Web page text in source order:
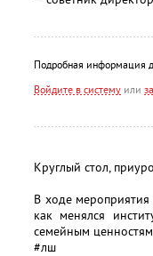
Подробная информация
Войдите в систему или
Круглый стол,
В ходе
как менялся
семейным
#лш